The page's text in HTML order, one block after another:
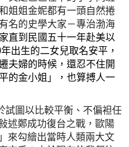
姐姐金妮都有一頭自然捲
名的史學大家－專治渤海
直到民國五十一年赴美以
年出生的二女兒取名安平，
夫婦的時候，還忍不住開
的金小姐」，也算搏人一
圖以比較平衡、不偏袒任
述鄭成功復台之戰，歐陽
來勾繪出當時人類兩大文